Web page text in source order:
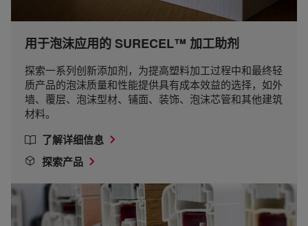
用于泡沫应用的 SURECEL™ 加工助剂
探索一系列创新添加剂，为提高塑料加工过程中和最终轻
质产品的泡沫质量和性能提供具有成本效益的选择，如外
墙、覆层、泡沫型材、铺面、装饰、泡沫芯管和其他建筑
材料。
了解详细信息
探索产品